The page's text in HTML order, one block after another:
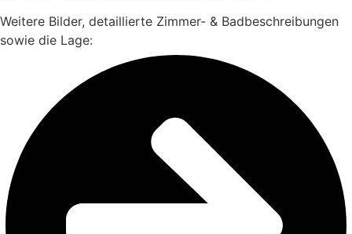
Weitere Bilder, detaillierte Zimmer- & Badbeschreibungen
sowie die Lage: